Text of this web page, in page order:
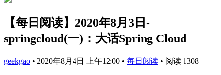
【每日阅读】2020年8月3日-
springcloud(一)：大话Spring Cloud
geekgao • 2020年8月4日 上午12:00 • 每日阅读 • 阅读 1308